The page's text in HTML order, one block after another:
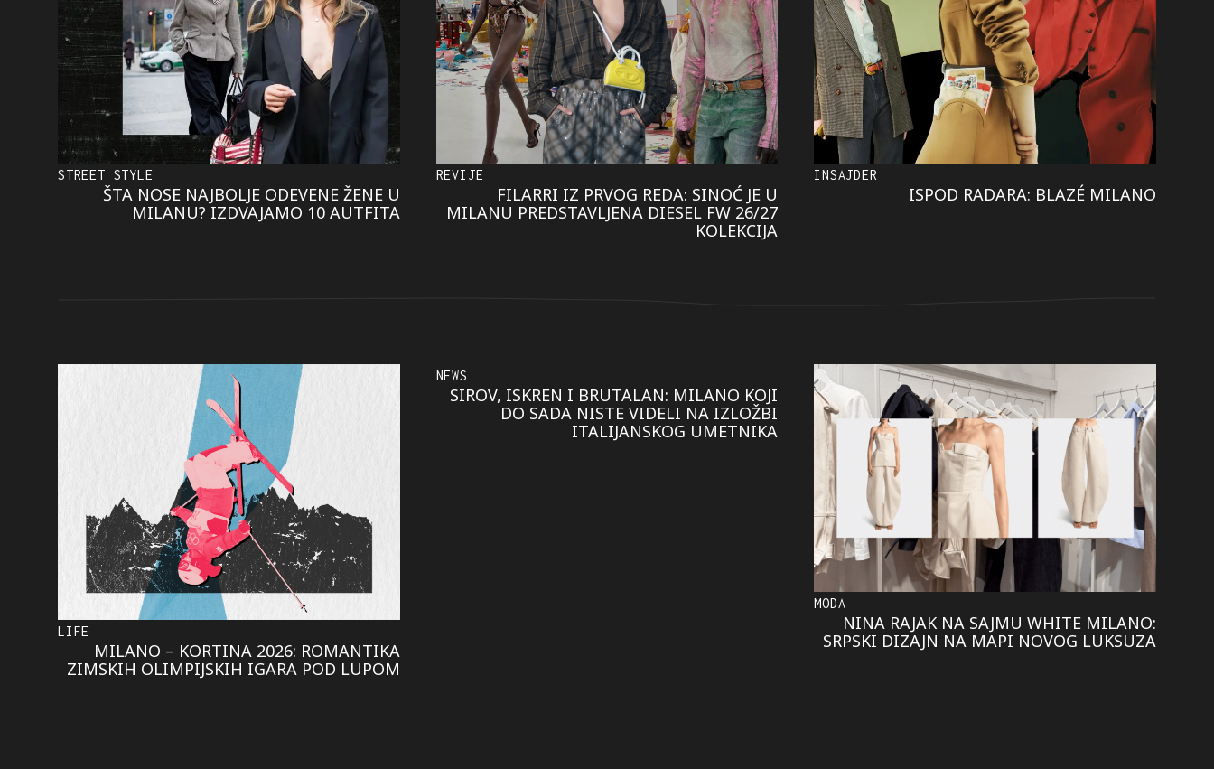
STREET STYLE
ŠTA NOSE NAJBOLJE ODEVENE ŽENE U
MILANU? IZDVAJAMO 10 AUTFITA
REVIJE
FILARRI IZ PRVOG REDA: SINOĆ JE U
MILANU PREDSTAVLJENA DIESEL FW 26/27
KOLEKCIJA
INSAJDER
ISPOD RADARA: BLAZÉ MILANO
LIFE
MILANO – KORTINA 2026: ROMANTIKA
ZIMSKIH OLIMPIJSKIH IGARA POD LUPOM
NEWS
SIROV, ISKREN I BRUTALAN: MILANO KOJI
DO SADA NISTE VIDELI NA IZLOŽBI
ITALIJANSKOG UMETNIKA
MODA
NINA RAJAK NA SAJMU WHITE MILANO:
SRPSKI DIZAJN NA MAPI NOVOG LUKSUZA